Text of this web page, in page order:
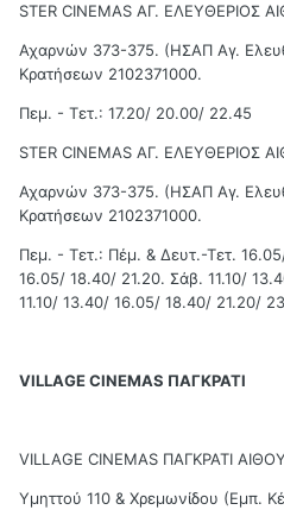
STER CINEMAS ΑΓ. ΕΛΕΥΘΕΡΙΟΣ
Αχαρνών 373-375. (ΗΣΑΠ Αγ.
Κρατήσεων 2102371000.
Πεμ. - Τετ.: 17.20/ 20.00/ 22.45
STER CINEMAS ΑΓ. ΕΛΕΥΘΕΡΙΟΣ
Αχαρνών 373-375. (ΗΣΑΠ Αγ.
Κρατήσεων 2102371000.
Πεμ. - Τετ.: Πέμ. & Δευτ.-Τετ.
16.05/ 18.40/ 21.20. Σάβ. 11.10/
11.10/ 13.40/ 16.05/ 18.40/ 21.20/
VILLAGE CINEMAS ΠΑΓΚΡΑΤΙ
VILLAGE CINEMAS ΠΑΓΚΡΑΤΙ
Υμηττού 110 & Χρεμωνίδου (Εμπ.